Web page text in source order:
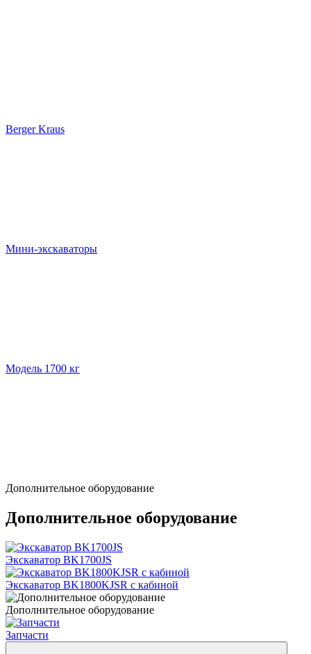
Berger Kraus
Мини-экскаваторы
Модель 1700 кг
Дополнительное оборудование
Дополнительное оборудование
Экскаватор BK1700JS
Экскаватор BK1800KJSR с кабиной
Дополнительное оборудование
Запчасти